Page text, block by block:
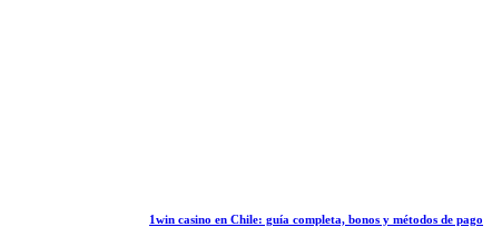
1win casino en Chile: guía completa, bonos y métodos de pago